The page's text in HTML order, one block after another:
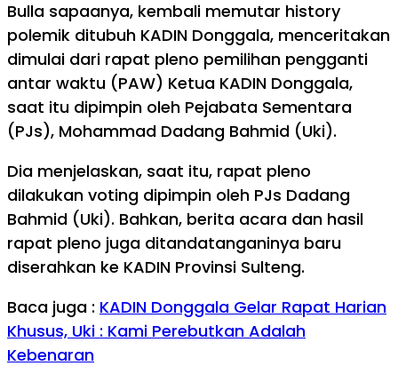
Bulla sapaanya, kembali memutar history
polemik ditubuh KADIN Donggala, menceritakan
dimulai dari rapat pleno pemilihan pengganti
antar waktu (PAW) Ketua KADIN Donggala,
saat itu dipimpin oleh Pejabata Sementara
(PJs), Mohammad Dadang Bahmid (Uki).
Dia menjelaskan, saat itu, rapat pleno
dilakukan voting dipimpin oleh PJs Dadang
Bahmid (Uki). Bahkan, berita acara dan hasil
rapat pleno juga ditandatanganinya baru
diserahkan ke KADIN Provinsi Sulteng.
Baca juga : KADIN Donggala Gelar Rapat Harian
Khusus, Uki : Kami Perebutkan Adalah
Kebenaran